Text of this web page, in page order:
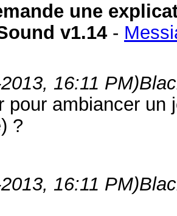
une
v1.14 -
16:11 PM)
pour ambiancer
?
16:11 PM)